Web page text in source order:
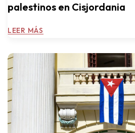
palestinos en Cisjordania
LEER MÁS